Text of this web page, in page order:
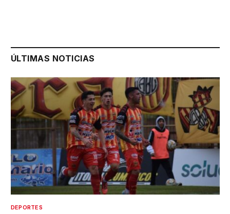
ÚLTIMAS NOTICIAS
DEPORTES